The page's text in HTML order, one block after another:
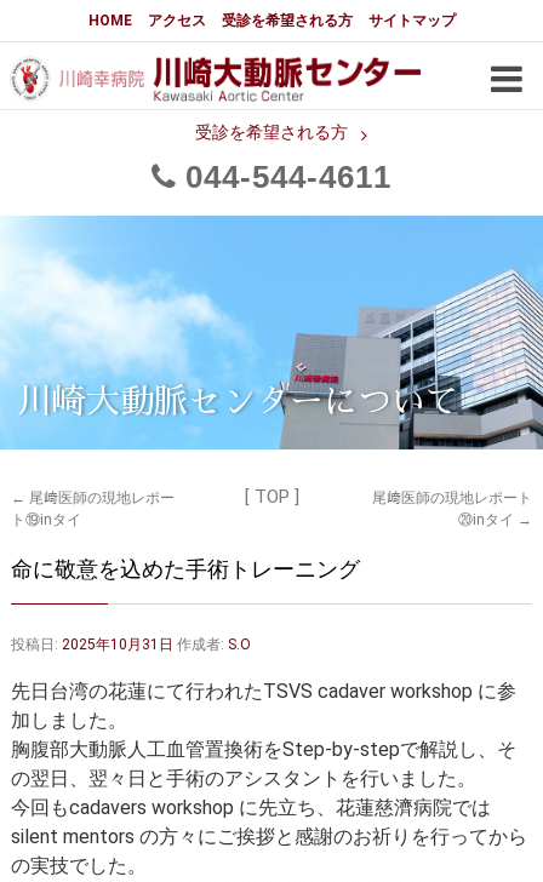
HOME アクセス 受診を希望される方 サイトマップ
受診を希望される方
044 544 4611
大動脈センターについて
はじめに 大動脈センターについて
メディアでの紹介
都道府県別患者マップ 都道府県別紹介病院
大動脈瘤について 基本編
3分でわかる大動脈瘤・大動脈
大動脈瘤
大動脈解離（解離性大動脈瘤）
胸部大動脈瘤の治療
腹部大動脈瘤の治療 急性大動脈解離の治療
何歳まで手術は可能か？ インフォームドコンセント
大動脈瘤について 詳細編
胸部大動脈瘤
腹部大動脈瘤 大動脈解離
ステントグラフトによる治療 年齢・余病
マルファン症候群
川崎大動脈センターについて
← 尾﨑医師の現地レポー
ト⑲inタイ
[ TOP ]
尾﨑医師の現地レポート
⑳inタイ →
命に敬意を込めた手術トレーニング
投稿日: 2025年10月31日 作成者: S.O
先日台湾の花蓮にて行われたTSVS cadaver workshop に参
加しました。
胸腹部大動脈人工血管置換術をStep-by-stepで解説し、そ
の翌日、翌々日と手術のアシスタントを行いました。
今回もcadavers workshop に先立ち、花蓮慈濟病院では
silent mentors の方々にご挨拶と感謝のお祈りを行ってから
の実技でした。